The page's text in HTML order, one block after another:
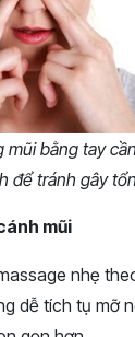
mũi bằng tay
để tránh gây
mũi
nhẹ
dễ tích tụ mỡ